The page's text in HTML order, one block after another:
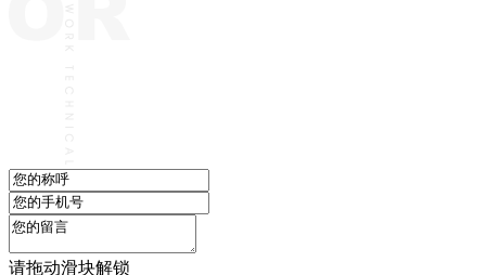
请拖动滑块解锁